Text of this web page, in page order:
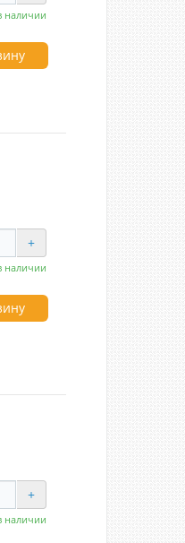
наличии
+
наличии
+
наличии